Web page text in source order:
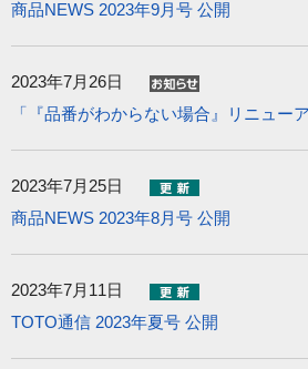
商品NEWS 2023年9月号 公開
2023年7月26日
「『品番がわからない場合』リニュー
2023年7月25日
商品NEWS 2023年8月号 公開
2023年7月11日
TOTO通信 2023年夏号 公開